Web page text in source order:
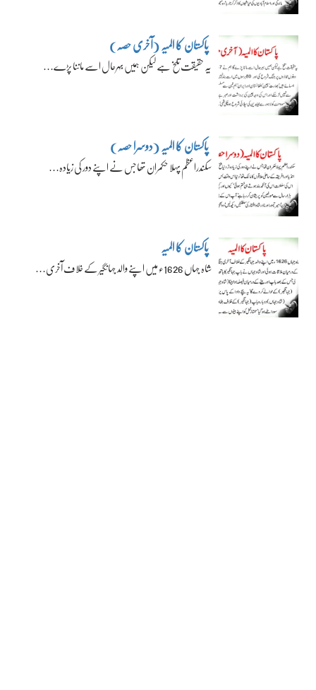
پاکستان کا المیہ (آخری حصہ)
یہ حقیقت تلخ ہے لیکن ہمیں بہرحال اسے ماننا پڑے…
پاکستان کا المیہ (دوسرا حصہ)
سکندراعظم پہلا حکمران تھا جس نے اپنے دور کی زیادہ…
پاکستان کا المیہ
شاہ جہاں 1626ء میں اپنے والد جہانگیر کے خلاف آخری…